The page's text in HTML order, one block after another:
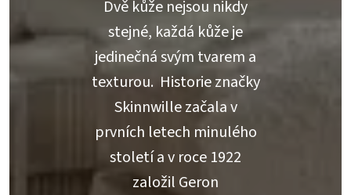
Dvě kůže nejsou nikdy
stejné, každá kůže je
jedinečná svým tvarem a
texturou. Historie značky
Skinnwille začala v
prvních letech minulého
století a v roce 1922
založil Geron